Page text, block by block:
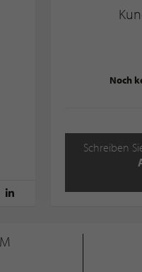
Noch
Schreiben